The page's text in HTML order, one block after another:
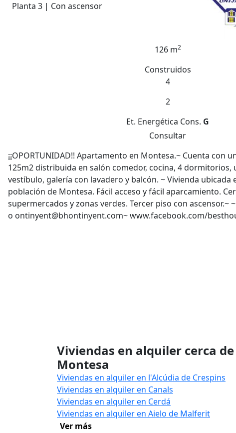
Planta 3 | Con ascensor
126 m2
Construidos
4
2
Et. Energética Cons. G
Consultar
¡¡OPORTUNIDAD!! Apartamento en Montesa.~ Cuenta con
125m2 distribuida en salón comedor, cocina, 4 dormitorios,
vestíbulo, galería con lavadero y balcón. ~ Vivienda ubicada
población de Montesa. Fácil acceso y fácil aparcamiento.
supermercados y zonas verdes. Tercer piso con ascensor.~
o ontinyent@bhontinyent.com~ www.facebook.com/
Viviendas en alquiler cerca de
Montesa
Viviendas en alquiler en l'Alcúdia de Crespins
Viviendas en alquiler en Canals
Viviendas en alquiler en Cerdá
Viviendas en alquiler en Aielo de Malferit
Ver más